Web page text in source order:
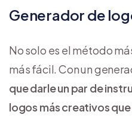
Generador de
No solo es el método
más fácil. Con un
que darle un par de
logos más creativos